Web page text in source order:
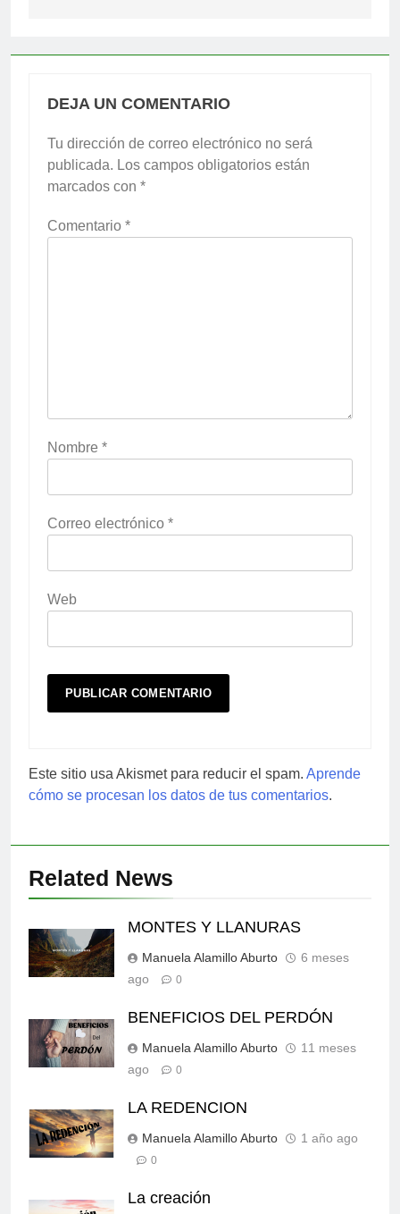
DEJA UN COMENTARIO
Tu dirección de correo electrónico no será
publicada. Los campos obligatorios están
marcados con *
Comentario *
Nombre *
Correo electrónico *
Web
Este sitio usa Akismet para reducir el spam. Aprende
cómo se procesan los datos de tus comentarios.
Related News
MONTES Y LLANURAS
Manuela Alamillo Aburto
6 meses
ago
0
BENEFICIOS DEL PERDÓN
Manuela Alamillo Aburto
11 meses
ago
0
LA REDENCION
Manuela Alamillo Aburto 1 año ago
0
La creación